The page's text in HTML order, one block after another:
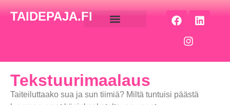
TAIDEPAJA.FI
Tekstuurimaalaus
Taiteiluttaako sua ja sun tiimiä? Miltä tuntuisi päästä